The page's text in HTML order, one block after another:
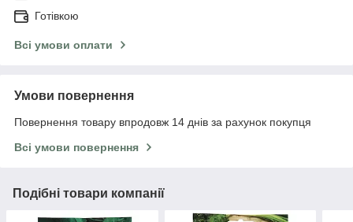
Готівкою
Всі умови оплати
Умови повернення
Повернення товару впродовж 14 днів за рахунок покупця
Всі умови повернення
Подібні товари компанії